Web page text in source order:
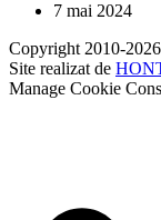
7 mai 2024
Copyright 2010-
Site realizat de
Manage Cookie